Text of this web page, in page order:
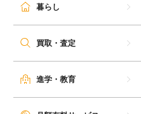
暮らし
買取・査定
進学・教育